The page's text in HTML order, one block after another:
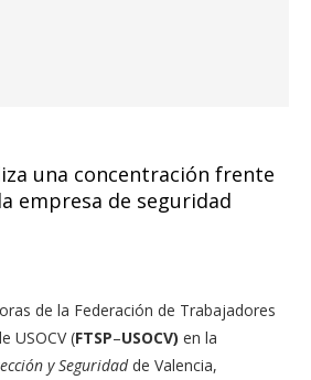
una concentración frente
empresa de seguridad
de la Federación de Trabajadores
USOCV (FTSP–USOCV) en la
y Seguridadde Valencia,